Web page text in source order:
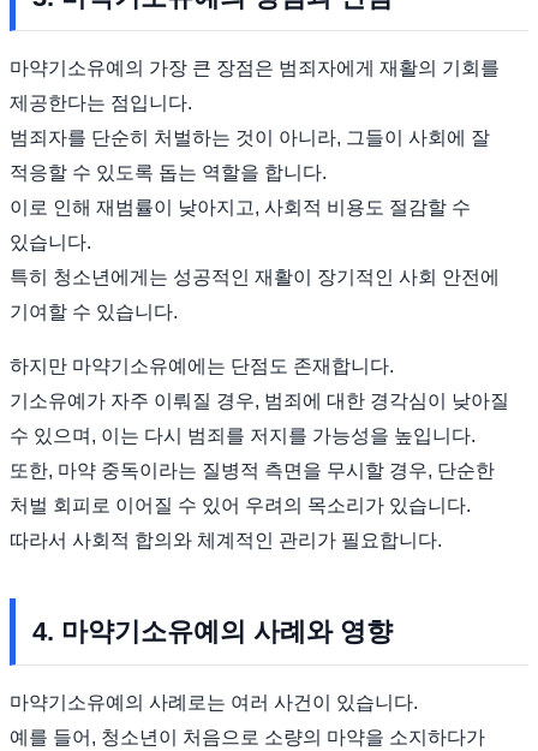
마약기소유예의 가장 큰 장점은 범죄자에게 재활의 기회를
제공한다는 점입니다.
범죄자를 단순히 처벌하는 것이 아니라, 그들이 사회에 잘
적응할 수 있도록 돕는 역할을 합니다.
이로 인해 재범률이 낮아지고, 사회적 비용도 절감할 수
있습니다.
특히 청소년에게는 성공적인 재활이 장기적인 사회 안전에
기여할 수 있습니다.
하지만 마약기소유예에는 단점도 존재합니다.
기소유예가 자주 이뤄질 경우, 범죄에 대한 경각심이 낮아질
수 있으며, 이는 다시 범죄를 저지를 가능성을 높입니다.
또한, 마약 중독이라는 질병적 측면을 무시할 경우, 단순한
처벌 회피로 이어질 수 있어 우려의 목소리가 있습니다.
따라서 사회적 합의와 체계적인 관리가 필요합니다.
4. 마약기소유예의 사례와 영향
마약기소유예의 사례로는 여러 사건이 있습니다.
예를 들어, 청소년이 처음으로 소량의 마약을 소지하다가